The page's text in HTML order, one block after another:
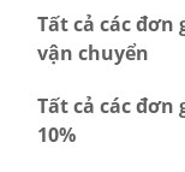
Tất cả các
vận chuyển
Tất cả các đơn
10%